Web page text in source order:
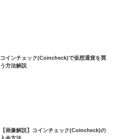
コインチェック(Coincheck)で仮想通貨を買
う方法解説
【画像解説】コインチェック(Coincheck)の